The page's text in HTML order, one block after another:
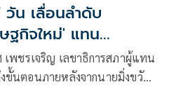
วัน เลื่อนลำดับ
ฐกิจใหม่' แทน
พชรเจริญ เลขาธิการสภาผู้แทน
ขั้นตอนภายหลังจากนายมิ่งขวัญ